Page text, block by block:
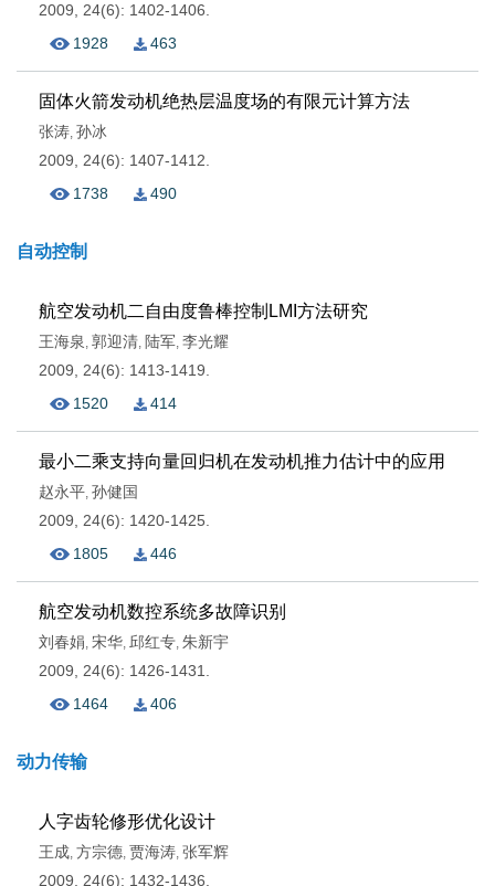
2009, 24(6): 1402-1406.
1928
463
固体火箭发动机绝热层温度场的有限元计算方法
张涛, 孙冰
2009, 24(6): 1407-1412.
1738
490
自动控制
航空发动机二自由度鲁棒控制LMI方法研究
王海泉 , 郭迎清, 陆军, 李光耀
2009, 24(6): 1413-1419.
1520
414
最小二乘支持向量回归机在发动机推力估计中的应用
赵永平, 孙健国
2009, 24(6): 1420-1425.
1805
446
航空发动机数控系统多故障识别
刘春娟, 宋华, 邱红专, 朱新宇
2009, 24(6): 1426-1431.
1464
406
动力传输
人字齿轮修形优化设计
王成, 方宗德, 贾海涛, 张军辉
2009, 24(6): 1432-1436.